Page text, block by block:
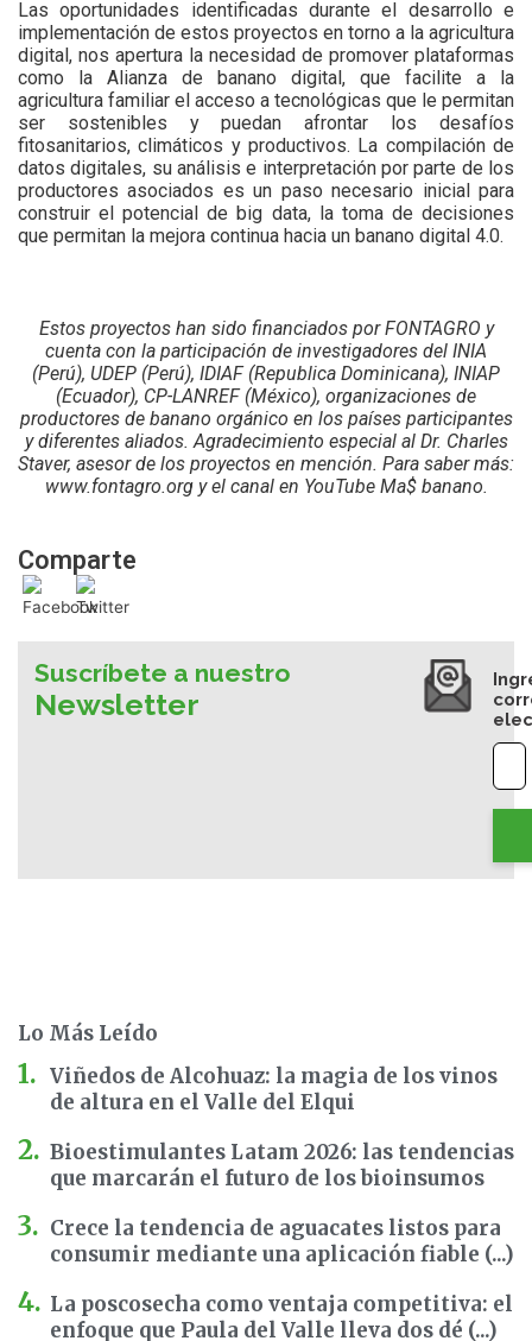
Comparte
Las oportunidades identificadas durante el desarrollo e
implementación de estos proyectos en torno a la agricultura
digital, nos apertura la necesidad de promover plataformas
como la Alianza de banano digital, que facilite a la
agricultura familiar el acceso a tecnológicas que le permitan
ser sostenibles y puedan afrontar los desafíos
fitosanitarios, climáticos y productivos. La compilación de
datos digitales, su análisis e interpretación por parte de los
productores asociados es un paso necesario inicial para
construir el potencial de big data, la toma de decisiones
que permitan la mejora continua hacia un banano digital 4.0.
Estos proyectos han sido financiados por FONTAGRO y
cuenta con la participación de investigadores del INIA
(Perú), UDEP (Perú), IDIAF (Republica Dominicana), INIAP
(Ecuador), CP-LANREF (México), organizaciones de
productores de banano orgánico en los países participantes
y diferentes aliados. Agradecimiento especial al Dr. Charles
Staver, asesor de los proyectos en mención. Para saber más:
www.fontagro.org y el canal en YouTube Ma$ banano.
Suscríbete a nuestro
Newsletter
Lo Más Leído
Viñedos de Alcohuaz: la magia de los vinos
de altura en el Valle del Elqui
Bioestimulantes Latam 2026: las tendencias
que marcarán el futuro de los bioinsumos
Crece la tendencia de aguacates listos para
consumir mediante una aplicación fiable (...)
La poscosecha como ventaja competitiva: el
enfoque que Paula del Valle lleva dos dé (...)